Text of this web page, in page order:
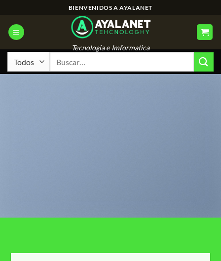
contenido
BIENVENIDOS A AYALANET
Tecnologia e Imformatica